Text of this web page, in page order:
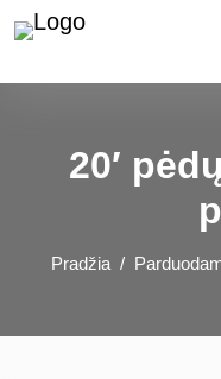
20′
Pradžia